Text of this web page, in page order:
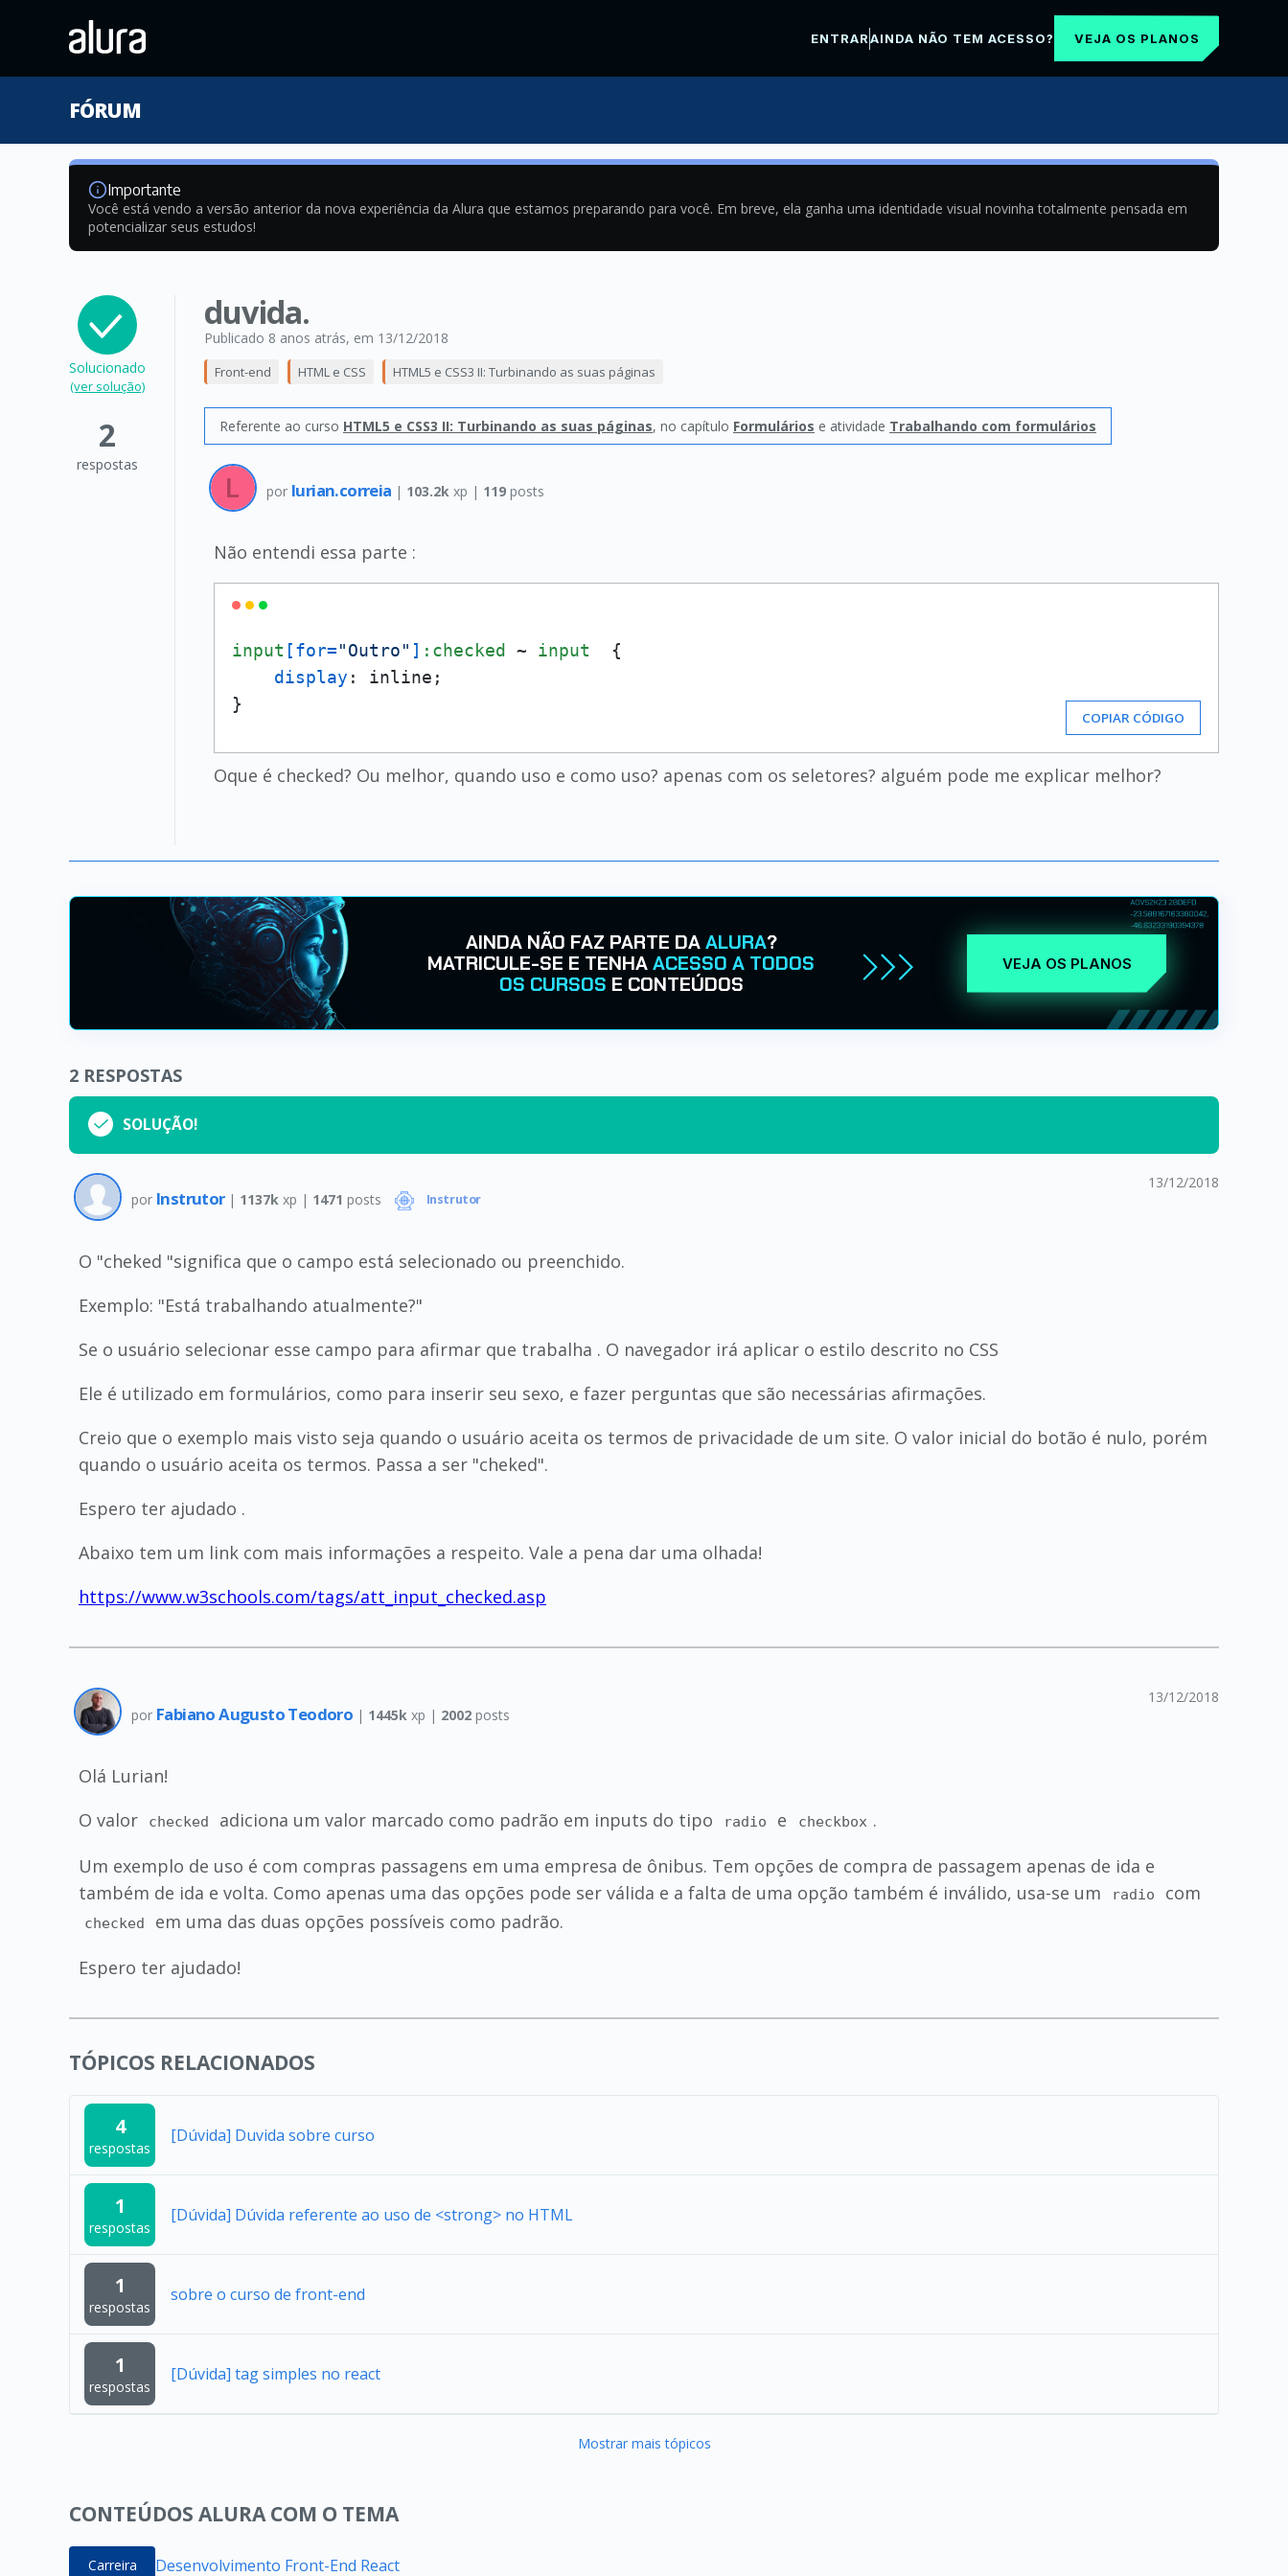
ENTRARAINDA NÃO TEM ACESSO? VEJA OS PLANOS
FÓRUM
Importante
Você está vendo a versão anterior da nova experiência da Alura que estamos preparando para você. Em breve, ela ganha uma identidade visual novinha totalmente pensada em
potencializar seus estudos!
Solucionado
(ver solução)
2
respostas
duvida.
Publicado 8 anos atrás, em 13/12/2018
Front-end HTML e CSS HTML5 e CSS3 II: Turbinando as suas páginas
Referente ao curso HTML5 e CSS3 II: Turbinando as suas páginas, no capítulo Formulários e atividade Trabalhando com formulários
por lurian.correia | 103.2k xp | 119 posts
Não entendi essa parte :
input [for="Outro" ] :checked ~ input
  {
display : inline;
}
COPIAR CÓDIGO
Oque é checked? Ou melhor, quando uso e como uso? apenas com os seletores? alguém pode me explicar melhor?
AINDA NÃO FAZ PARTE DAALURA?
MATRICULE-SE E TENHAACESSO A TODOS
OS CURSOS E CONTEÚDOS
VEJA OS PLANOS
2 RESPOSTAS
SOLUÇÃO!
por Instrutor | 1137k xp | 1471 posts Instrutor
13/12/2018
O "cheked "significa que o campo está selecionado ou preenchido.
Exemplo: "Está trabalhando atualmente?"
Se o usuário selecionar esse campo para afirmar que trabalha . O navegador irá aplicar o estilo descrito no CSS
Ele é utilizado em formulários, como para inserir seu sexo, e fazer perguntas que são necessárias afirmações.
Creio que o exemplo mais visto seja quando o usuário aceita os termos de privacidade de um site. O valor inicial do botão é nulo, porém
quando o usuário aceita os termos. Passa a ser "cheked".
Espero ter ajudado .
Abaixo tem um link com mais informações a respeito. Vale a pena dar uma olhada!
https://www.w3schools.com/tags/att_input_checked.asp
por Fabiano Augusto Teodoro | 1445k xp | 2002posts
13/12/2018
Olá Lurian!
O valor
checked adiciona um valor marcado como padrão em inputs do tipo radio e checkbox .
Um exemplo de uso é com compras passagens em uma empresa de ônibus. Tem opções de compra de passagem apenas de ida e
também de ida e volta. Como apenas uma das opções pode ser válida e a falta de uma opção também é inválido, usa-se um
radio com
checked
em uma das duas opções possíveis como padrão.
Espero ter ajudado!
TÓPICOS RELACIONADOS
4
respostas
[Dúvida] Duvida sobre curso
1
respostas
[Dúvida] Dúvida referente ao uso de <strong> no HTML
1
respostas
sobre o curso de front-end
1
respostas
[Dúvida] tag simples no react
Mostrar mais tópicos
CONTEÚDOS ALURA COM O TEMA
Carreira Desenvolvimento Front-End React